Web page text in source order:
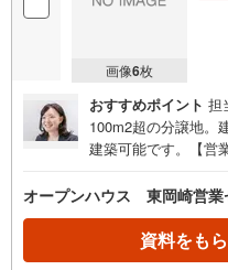
画像6枚
おすすめポイント 担
100m2超の分譲地。
建築可能です。【営
にご連絡ください！
を見学する（無料）
ただけますとスム
内について・平日や
オープンハウス 東岡崎営業
資料をも